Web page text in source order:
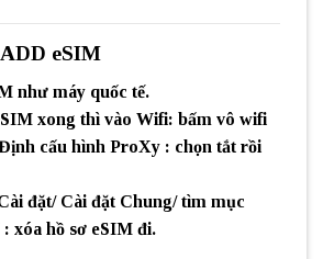
eSIM
như máy quốc tế.
xong thì vào Wifi: bấm vô wifi
cấu hình ProXy : chọn tắt rồi
đặt/ Cài đặt Chung/ tìm mục
xóa hồ sơ eSIM đi.